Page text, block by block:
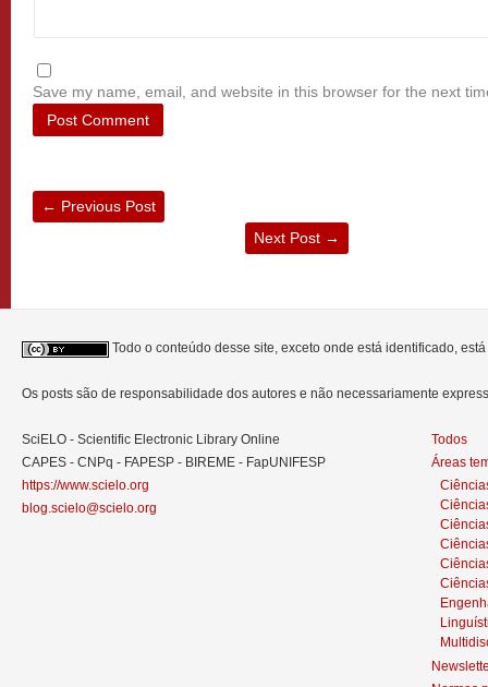
Save my name, email, and website in this browser for the next
← Previous Post
Next Post →
Todo o conteúdo desse site, exceto onde está identificado,
Os posts são de responsabilidade dos autores e não necessariamente
SciELO - Scientific Electronic Library Online
CAPES - CNPq - FAPESP - BIREME - FapUNIFESP
https://www.scielo.org
blog.scielo@scielo.org
Todos
Áreas